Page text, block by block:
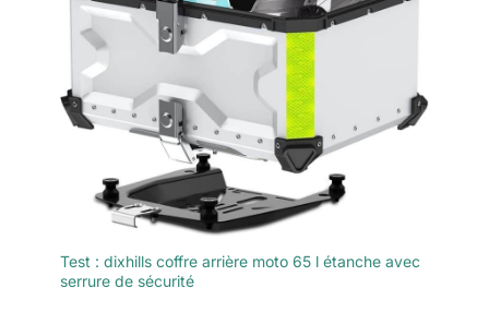
accessoires d'installation
inclus (y compris la
plaque de base de frein
et 2 autocollants
réfléchissants de
sécurité) rendent
l'installation simple et
rapide, améliorant
considérablement
l'expérience utilisateur.
large compatibilité : à
Test : dixhills coffre arrière moto 65 l étanche avec
serrure de sécurité